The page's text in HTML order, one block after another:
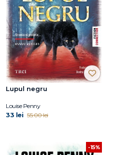
Lupul negru
Louise Penny
33 lei 55.00 lei
-15%